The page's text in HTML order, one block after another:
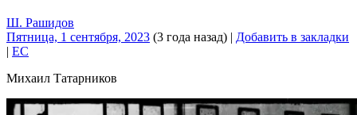
Ш. Рашидов
Пятница, 1 сентября, 2023 (3 года назад) | Добавить в закладки
| EC
Михаил Татарников